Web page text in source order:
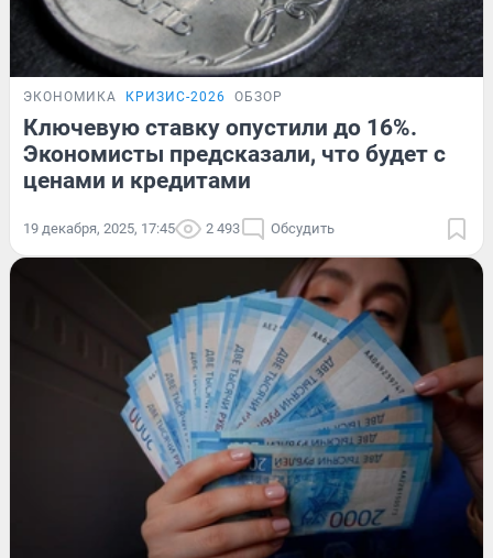
ЭКОНОМИКА КРИЗИС-2026 ОБЗОР
Ключевую ставку опустили до 16%.
Экономисты предсказали, что будет с
ценами и кредитами
19 декабря, 2025, 17:45 2 493 Обсудить